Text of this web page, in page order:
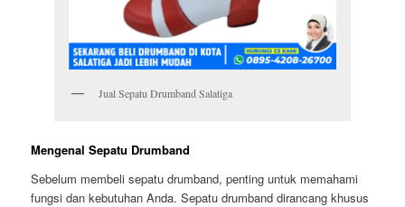
Jual Sepatu Drumband Salatiga
Mengenal Sepatu Drumband
Sebelum membeli sepatu drumband, penting untuk memahami
fungsi dan kebutuhan Anda. Sepatu drumband dirancang khusus